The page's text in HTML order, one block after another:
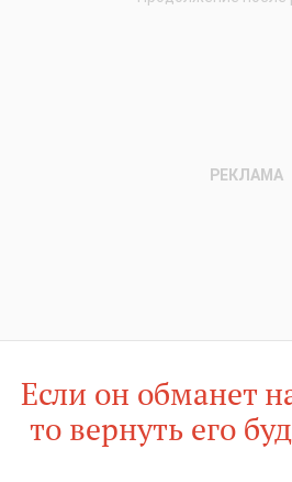
Если он обманет
то вернуть его